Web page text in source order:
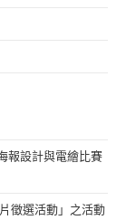
報設計與電繪比賽
徵選活動」之活動